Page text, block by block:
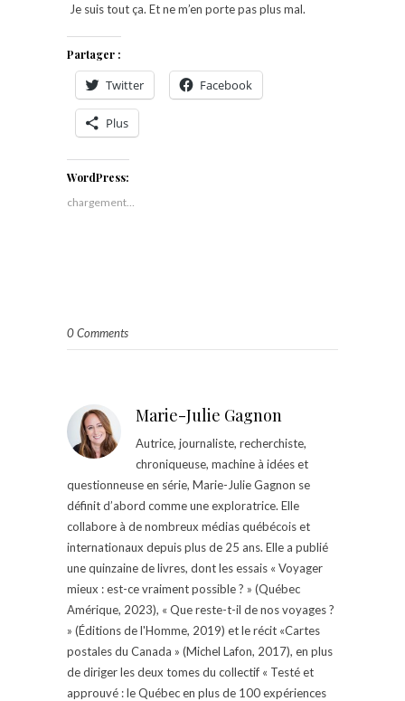
Je suis tout ça. Et ne m’en porte pas plus mal.
Partager :
Twitter Facebook
Plus
WordPress:
chargement…
0 Comments
Marie-Julie Gagnon
Autrice, journaliste, recherchiste,
chroniqueuse, machine à idées et
questionneuse en série, Marie-Julie Gagnon se
définit d’abord comme une exploratrice. Elle
collabore à de nombreux médias québécois et
internationaux depuis plus de 25 ans. Elle a publié
une quinzaine de livres, dont les essais « Voyager
mieux : est-ce vraiment possible ? » (Québec
Amérique, 2023), « Que reste-t-il de nos voyages ?
» (Éditions de l'Homme, 2019) et le récit «Cartes
postales du Canada » (Michel Lafon, 2017), en plus
de diriger les deux tomes du collectif « Testé et
approuvé : le Québec en plus de 100 expériences